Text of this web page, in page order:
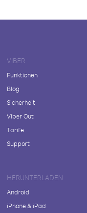
VIBER
Funktionen
Blog
Sicherheit
Viber Out
Tarife
Support
HERUNTERLADEN
Android
iPhone & iPad